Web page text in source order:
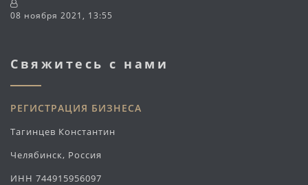
08 ноября 2021, 13:55
Свяжитесь с нами
РЕГИСТРАЦИЯ БИЗНЕСА
Тагинцев Константин
Челябинск, Россия
ИНН 744915956097